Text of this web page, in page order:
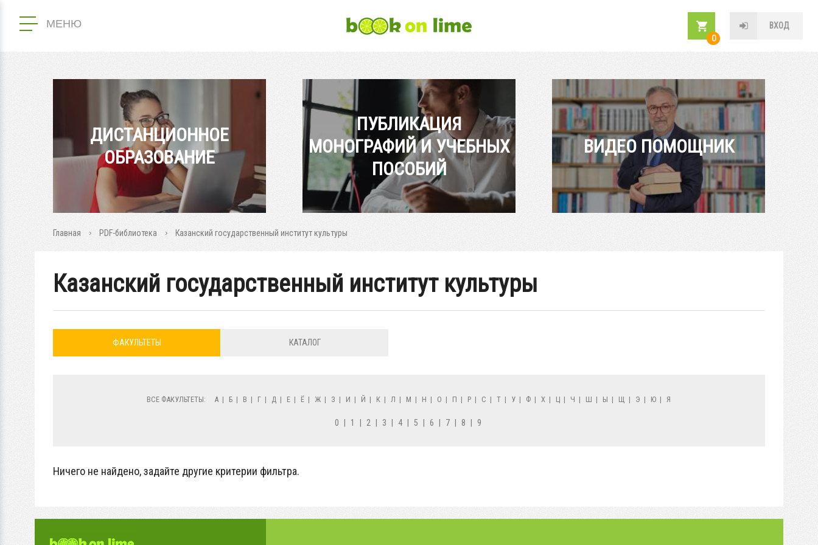
МЕНЮ
ВХОД
0
ДИСТАНЦИОННОЕ
ОБРАЗОВАНИЕ
ПУБЛИКАЦИЯ
МОНОГРАФИЙ И УЧЕБНЫХ
ПОСОБИЙ
ВИДЕО ПОМОЩНИК
Главная PDF-библиотека Казанский государственный институт культуры
Казанский государственный институт культуры
ФАКУЛЬТЕТЫ КАТАЛОГ
ВСЕ ФАКУЛЬТЕТЫ: А | Б | В | Г | Д | Е | Ё | Ж | З | И | Й | К | Л | М | Н | О | П | Р | С | Т | У | Ф | Х | Ц | Ч | Ш | Ы | Щ | Э | Ю | Я
0 1 2 3 4 5 6 7 8 9
Ничего не найдено, задайте другие критерии фильтра.